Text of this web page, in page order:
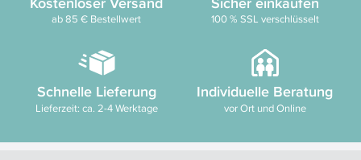
ab 85 € Bestellwert 100 % SSL verschlüsselt
Schnelle Lieferung
Lieferzeit: ca. 2-4 Werktage
Individuelle Beratung
vor Ort und Online